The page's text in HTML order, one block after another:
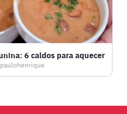
6 caldos para aquecer
paulohenrique